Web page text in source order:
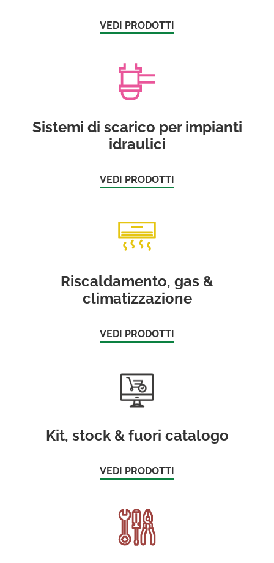
VEDI PRODOTTI
Sistemi di scarico per impianti
idraulici
VEDI PRODOTTI
Riscaldamento, gas &
climatizzazione
VEDI PRODOTTI
Kit, stock & fuori catalogo
VEDI PRODOTTI